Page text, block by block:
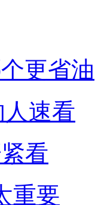
更省油
速看
看
重要